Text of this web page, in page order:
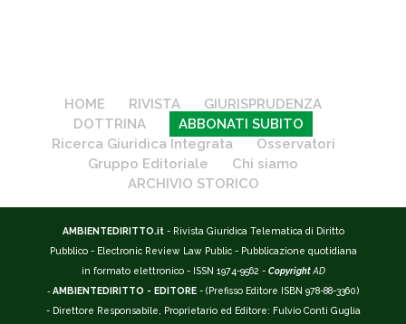
HOME RIVISTA
GIURISPRUDENZA
DOTTRINA
ABBONATI SUBITO
Ricerca Giuridica Integrata
Osservatori
Gruppo Editoriale
Chi siamo
ARCHIVIO STORICO
AMBIENTEDIRITTO.it - Rivista Giuridica Telematica di Diritto
Pubblico - Electronic Review Law Public - Pubblicazione quotidiana
in formato elettronico - ISSN 1974-9562 - Copyright AD
-AMBIENTEDIRITTO - EDITORE - (Prefisso Editore ISBN 978-88-3360)
- Direttore Responsabile, Proprietario ed Editore: Fulvio Conti Guglia